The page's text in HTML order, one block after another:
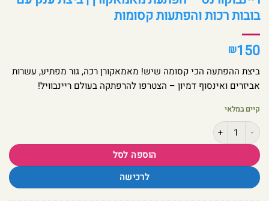
בובות רכות והפתעות קסומות
₪150
ביצת ההפתעה הכי קסומה שיש! מאמאקורן רכה, גור מפתיע, עשרות
אביזרים ואינסוף דמיון – הצטרפו להרפתקה בעולם ריינבוויל!
קיים במלאי
כמות של ריינבוקורנס – הפתעת מאמאקורן | ביצת ענק עם בובות רכות
הוספה לסל
לרכישה